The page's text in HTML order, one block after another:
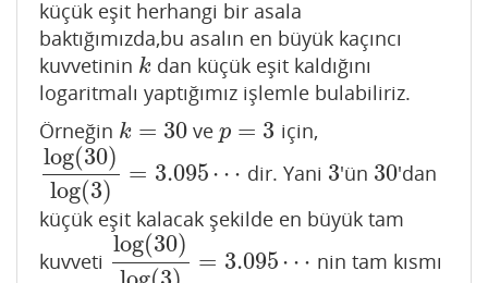
küçük eşit herhangi bir asala
baktığımızda,bu asalın en büyük kaçıncı
kuvvetinin k
k dan küçük eşit kaldığını
logaritmalı yaptığımız işlemle bulabiliriz.
Örneğin k = 30
k= 30 ve p = 3
p=3 için,
log(30)
log(3)
= 3.095⋯
log(30)log (3) =3.095 ⋯ dir. Yani 3
3'ün 30
30'dan
küçük eşit kalacak şekilde en büyük tam
kuvveti
log(30)
= 3.095⋯
log(30)log (3) =3.095 ⋯ nin tam kısmı